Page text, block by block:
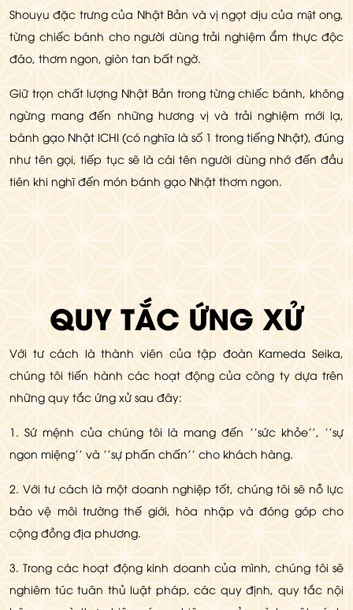
Shouyu đặc trưng của Nhật Bản và vị ngọt dịu của mật ong,
từng chiếc bánh cho người dùng trải nghiệm ẩm thực độc
đáo, thơm ngon, giòn tan bất ngờ.
Giữ trọn chất lượng Nhật Bản trong từng chiếc bánh, không
ngừng mang đến những hương vị và trải nghiệm mới lạ,
bánh gạo Nhật ICHI (có nghĩa là số 1 trong tiếng Nhật), đúng
như tên gọi, tiếp tục sẽ là cái tên người dùng nhớ đến đầu
tiên khi nghĩ đến món bánh gạo Nhật thơm ngon.
QUY TẮC ỨNG XỬ
Với tư cách là thành viên của tập đoàn Kameda Seika,
chúng tôi tiến hành các hoạt động của công ty dựa trên
những quy tắc ứng xử sau đây:
1. Sứ mệnh của chúng tôi là mang đến ''sức khỏe'', ''sự
ngon miệng'' và ''sự phấn chấn'' cho khách hàng.
2. Với tư cách là một doanh nghiệp tốt, chúng tôi sẽ nỗ lực
bảo vệ môi trường thế giới, hòa nhập và đóng góp cho
cộng đồng địa phương.
3. Trong các hoạt động kinh doanh của mình, chúng tôi sẽ
nghiêm túc tuân thủ luật pháp, các quy định, quy tắc nội